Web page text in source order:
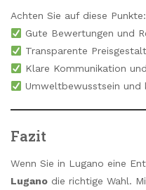
Achten Sie auf diese Punkte:
Gute Bewertungen und
Transparente
Klare Kommunikation
Umweltbewusstsein und
Fazit
Wenn Sie in Lugano eine
Lugano die richtige Wahl.